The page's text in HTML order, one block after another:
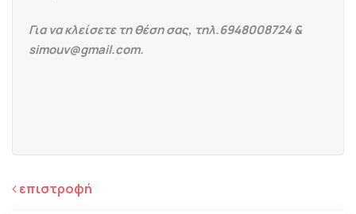
Για να κλείσετε τη θέση σας, τηλ.6948008724 &
simouv@gmail.com.
επιστροφή